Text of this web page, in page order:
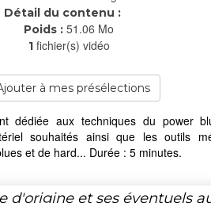
Détail du contenu :
Poids : 51.06 Mo
1 fichier(s) vidéo
à mes présélections
dédiée aux techniques du power
souhaités ainsi que les outils
et de hard... Durée : 5 minutes.
d'origine et ses éventuels